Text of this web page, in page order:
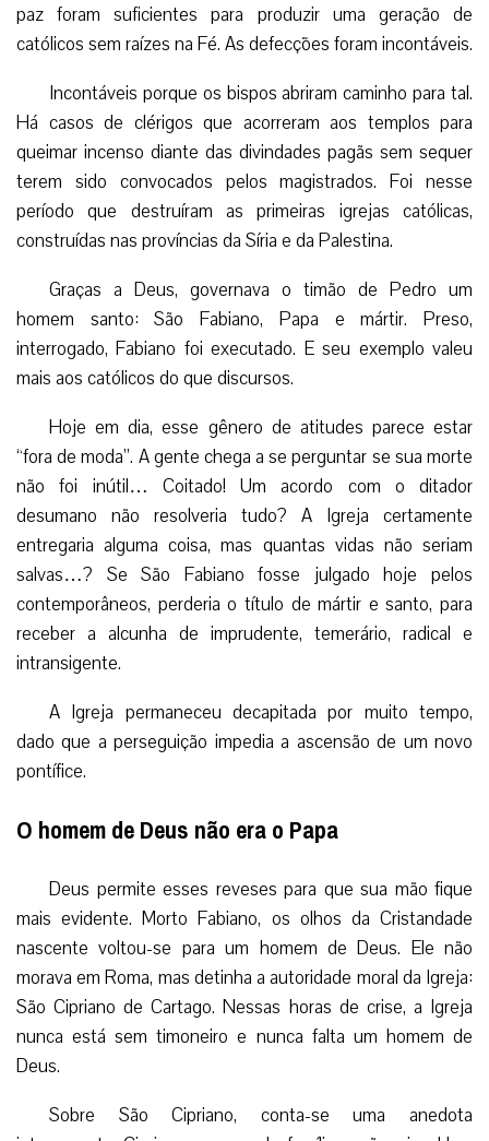
paz foram suficientes para produzir uma geração de
católicos sem raízes na Fé. As defecções foram incontáveis.
Incontáveis porque os bispos abriram caminho para tal.
Há casos de clérigos que acorreram aos templos para
queimar incenso diante das divindades pagãs sem sequer
terem sido convocados pelos magistrados. Foi nesse
período que destruíram as primeiras igrejas católicas,
construídas nas províncias da Síria e da Palestina.
Graças a Deus, governava o timão de Pedro um
homem santo: São Fabiano, Papa e mártir. Preso,
interrogado, Fabiano foi executado. E seu exemplo valeu
mais aos católicos do que discursos.
Hoje em dia, esse gênero de atitudes parece estar
“fora de moda”. A gente chega a se perguntar se sua morte
não foi inútil… Coitado! Um acordo com o ditador
desumano não resolveria tudo? A Igreja certamente
entregaria alguma coisa, mas quantas vidas não seriam
salvas…? Se São Fabiano fosse julgado hoje pelos
contemporâneos, perderia o título de mártir e santo, para
receber a alcunha de imprudente, temerário, radical e
intransigente.
A Igreja permaneceu decapitada por muito tempo,
dado que a perseguição impedia a ascensão de um novo
pontífice.
O homem de Deus não era o Papa
Deus permite esses reveses para que sua mão fique
mais evidente. Morto Fabiano, os olhos da Cristandade
nascente voltou-se para um homem de Deus. Ele não
morava em Roma, mas detinha a autoridade moral da Igreja:
São Cipriano de Cartago. Nessas horas de crise, a Igreja
nunca está sem timoneiro e nunca falta um homem de
Deus.
Sobre São Cipriano, conta-se uma anedota